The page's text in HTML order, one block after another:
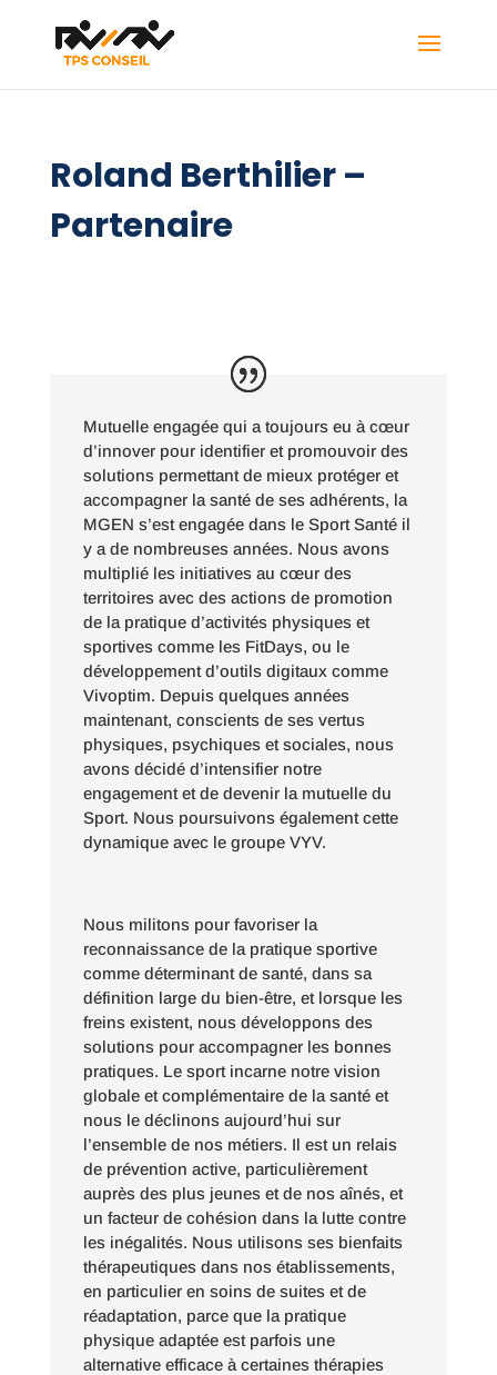
Roland Berthilier –
Partenaire
Mutuelle engagée qui a toujours eu à cœur
d’innover pour identifier et promouvoir des
solutions permettant de mieux protéger et
accompagner la santé de ses adhérents, la
MGEN s’est engagée dans le Sport Santé il
y a de nombreuses années. Nous avons
multiplié les initiatives au cœur des
territoires avec des actions de promotion
de la pratique d’activités physiques et
sportives comme les FitDays, ou le
développement d’outils digitaux comme
Vivoptim. Depuis quelques années
maintenant, conscients de ses vertus
physiques, psychiques et sociales, nous
avons décidé d’intensifier notre
engagement et de devenir la mutuelle du
Sport. Nous poursuivons également cette
dynamique avec le groupe VYV.
Nous militons pour favoriser la
reconnaissance de la pratique sportive
comme déterminant de santé, dans sa
définition large du bien-être, et lorsque les
freins existent, nous développons des
solutions pour accompagner les bonnes
pratiques. Le sport incarne notre vision
globale et complémentaire de la santé et
nous le déclinons aujourd’hui sur
l’ensemble de nos métiers. Il est un relais
de prévention active, particulièrement
auprès des plus jeunes et de nos aînés, et
un facteur de cohésion dans la lutte contre
les inégalités. Nous utilisons ses bienfaits
thérapeutiques dans nos établissements,
en particulier en soins de suites et de
réadaptation, parce que la pratique
physique adaptée est parfois une
alternative efficace à certaines thérapies